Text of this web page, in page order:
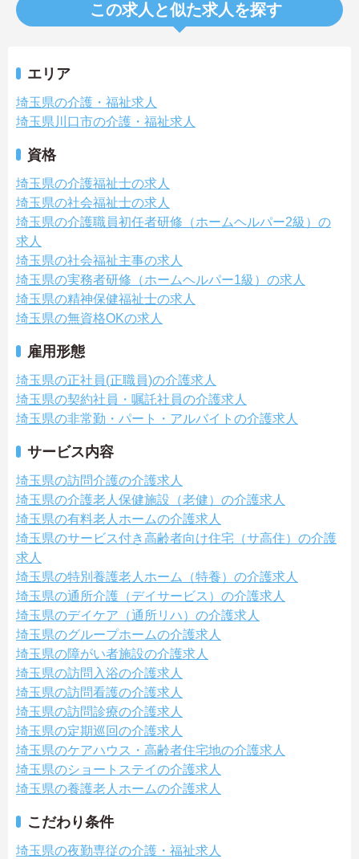
この求人と似た求人を探す
エリア
埼玉県の介護・福祉求人
埼玉県川口市の介護・福祉求人
資格
埼玉県の介護福祉士の求人
埼玉県の社会福祉士の求人
埼玉県の介護職員初任者研修（ホームヘルパー2級）の
求人
埼玉県の社会福祉主事の求人
埼玉県の実務者研修（ホームヘルパー1級）の求人
埼玉県の精神保健福祉士の求人
埼玉県の無資格OKの求人
雇用形態
埼玉県の正社員(正職員)の介護求人
埼玉県の契約社員・嘱託社員の介護求人
埼玉県の非常勤・パート・アルバイトの介護求人
サービス内容
埼玉県の訪問介護の介護求人
埼玉県の介護老人保健施設（老健）の介護求人
埼玉県の有料老人ホームの介護求人
埼玉県のサービス付き高齢者向け住宅（サ高住）の介護
求人
埼玉県の特別養護老人ホーム（特養）の介護求人
埼玉県の通所介護（デイサービス）の介護求人
埼玉県のデイケア（通所リハ）の介護求人
埼玉県のグループホームの介護求人
埼玉県の障がい者施設の介護求人
埼玉県の訪問入浴の介護求人
埼玉県の訪問看護の介護求人
埼玉県の訪問診療の介護求人
埼玉県の定期巡回の介護求人
埼玉県のケアハウス・高齢者住宅地の介護求人
埼玉県のショートステイの介護求人
埼玉県の養護老人ホームの介護求人
こだわり条件
埼玉県の夜勤専従の介護・福祉求人